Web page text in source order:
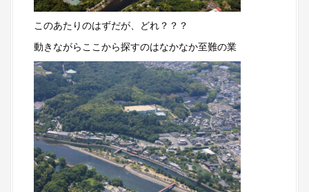
このあたりのはずだが、どれ？？？
動きながらここから探すのはなかなか至難の業